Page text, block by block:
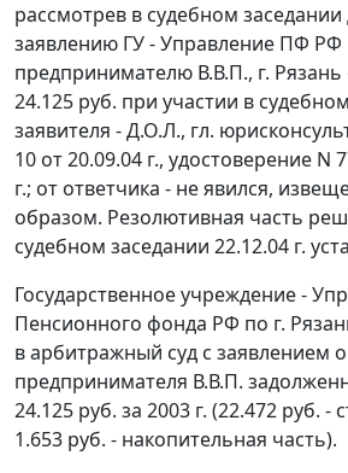
рассмотрев в судебном заседании
заявлению ГУ - Управление ПФ РФ
предпринимателю В.В.П., г. Рязань
24.125 руб. при участии в
заявителя - Д.О.Л., гл.
10 от 20.09.04 г., удостоверение N
г.; от ответчика - не явился,
образом. Резолютивная часть
судебном заседании 22.12.04 г.
Государственное учреждение -
Пенсионного фонда РФ по г.
в арбитражный суд с заявлением
предпринимателя В.В.П.
24.125 руб. за 2003 г. (22.472 руб. -
1.653 руб. - накопительная часть).